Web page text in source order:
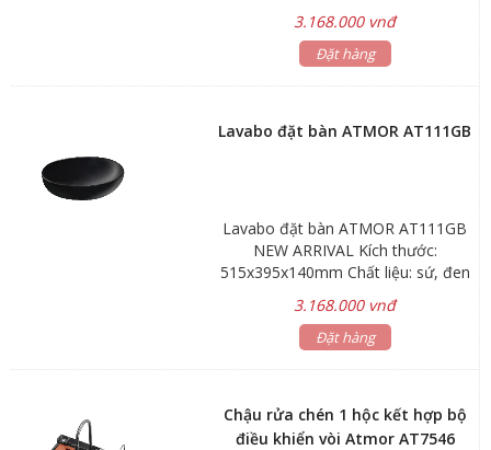
kiện 1 năm Hãng sản xuất: ATMOR
3.168.000 vnđ
Đặt hàng
Lavabo đặt bàn ATMOR AT111GB
Lavabo đặt bàn ATMOR AT111GB
NEW ARRIVAL Kích thước:
515x395x140mm Chất liệu: sứ, đen
1 năm Hãng sản xuất: ATMOR
3.168.000 vnđ
Đặt hàng
Chậu rửa chén 1 hộc kết hợp bộ
điều khiển vòi Atmor AT7546